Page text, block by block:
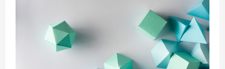
hyödynnetään